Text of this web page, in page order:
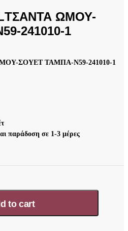
ΩΜΟΥ-
241010-1
ΣΟΥΕΤ ΤΑΜΠΑ-N59-241010-1
παράδοση σε 1-3 μέρες
to cart